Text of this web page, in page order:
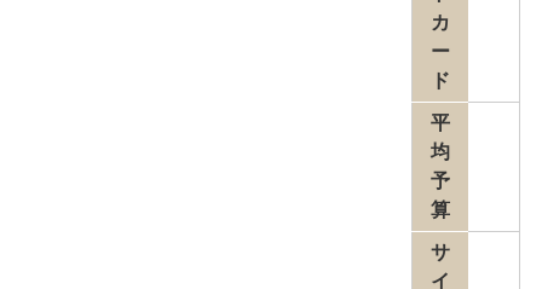
カ
ー
ド
平
均
予
算
サ
イ